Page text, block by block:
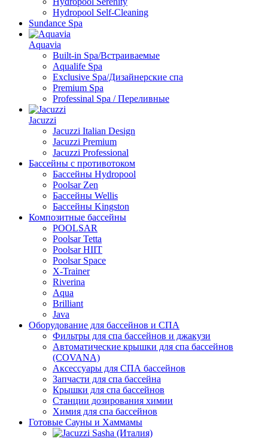
Hydropool Self-Сleaning
Sundance Spa
Aquavia
Built-in Spa/Встраиваемые
Aqualife Spa
Exclusive Spa/Дизайнерские спа
Premium Spa
Professinal Spa / Переливные
Jacuzzi
Jacuzzi Italian Design
Jacuzzi Premium
Jacuzzi Professional
Бассейны с противотоком
Бассейны Hydropool
Poolsar Zen
Бассейны Wellis
Бассейны Kingston
Композитные бассейны
POOLSAR
Poolsar Tetta
Poolsar HIIT
Poolsar Space
X-Trainer
Riverina
Aqua
Brilliant
Java
Оборудование для бассейнов и СПА
Фильтры для спа бассейнов и джакузи
Автоматические крышки для спа бассейнов
(COVANA)
Аксессуары для СПА бассейнов
Запчасти для спа бассейна
Крышки для спа бассейнов
Станции дозирования химии
Химия для спа бассейнов
Готовые Сауны и Хаммамы